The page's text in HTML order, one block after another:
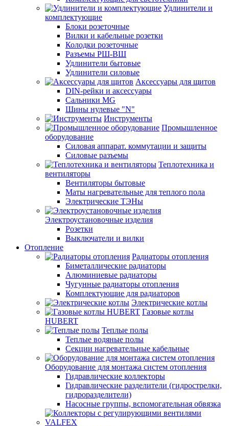
Удлинители и
комплектующие
Блоки розеточные
Вилки и кабельные розетки
Колодки розеточные
Разъемы РШ-ВШ
Удлинители бытовые
Удлинители силовые
Аксессуары для щитов
DIN-рейки и аксессуары
Сальники MG
Шины нулевые "N"
Инструменты
Промышленное
оборудование
Силовая аппарат. коммутации и защиты
Силовые разъемы
Теплотехника и
вентиляторы
Вентиляторы бытовые
Маты нагревательные для теплого пола
Электрические ТЭНы
Электроустановочные изделия
Розетки
Выключатели и вилки
Отопление
Радиаторы отопления
Биметаллические радиаторы
Алюминиевые радиаторы
Чугунные радиаторы отопления
Комплектующие для радиаторов
Электрические котлы
Газовые котлы
HUBERT
Теплые полы
Теплые водяные полы
Секции нагревательные кабельные
Оборудование для монтажа систем отопления
Гидравлические коллекторы
Гидравлические разделители (гидрострелки,
гидроразделители)
Насосные группы, вспомогательная обвязка